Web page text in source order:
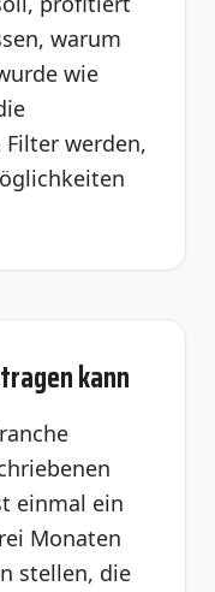
warum
wie
werden,
kann
einmal ein
Monaten
stellen, die